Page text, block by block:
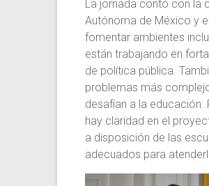
La jornada contó con la
Autónoma de México y
fomentar ambientes
están trabajando en
de política pública.
problemas más
desafían a la educación.
hay claridad en el
a disposición de las
adecuados para